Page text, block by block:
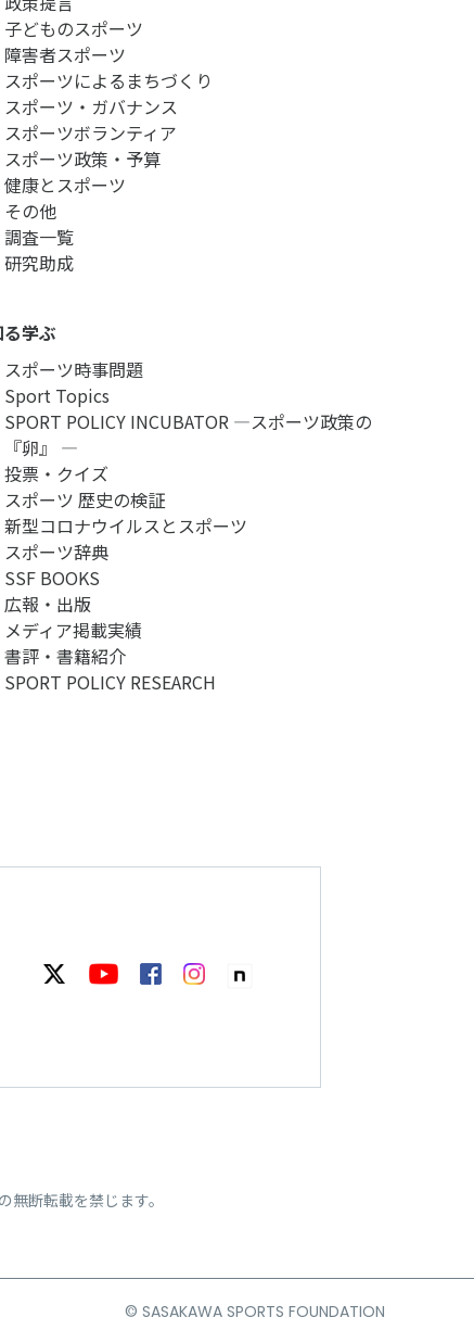
子どものスポーツ
障害者スポーツ
スポーツによるまちづくり
スポーツ・ガバナンス
スポーツボランティア
スポーツ政策・予算
健康とスポーツ
その他
調査一覧
研究助成
る学ぶ
スポーツ時事問題
Sport Topics
SPORT POLICY INCUBATOR ―スポーツ政策の
『卵』 ―
投票・クイズ
スポーツ 歴史の検証
新型コロナウイルスとスポーツ
スポーツ辞典
SSF BOOKS
広報・出版
メディア掲載実績
書評・書籍紹介
SPORT POLICY RESEARCH
断転載を禁じます。
© SASAKAWA SPORTS FOUNDATION